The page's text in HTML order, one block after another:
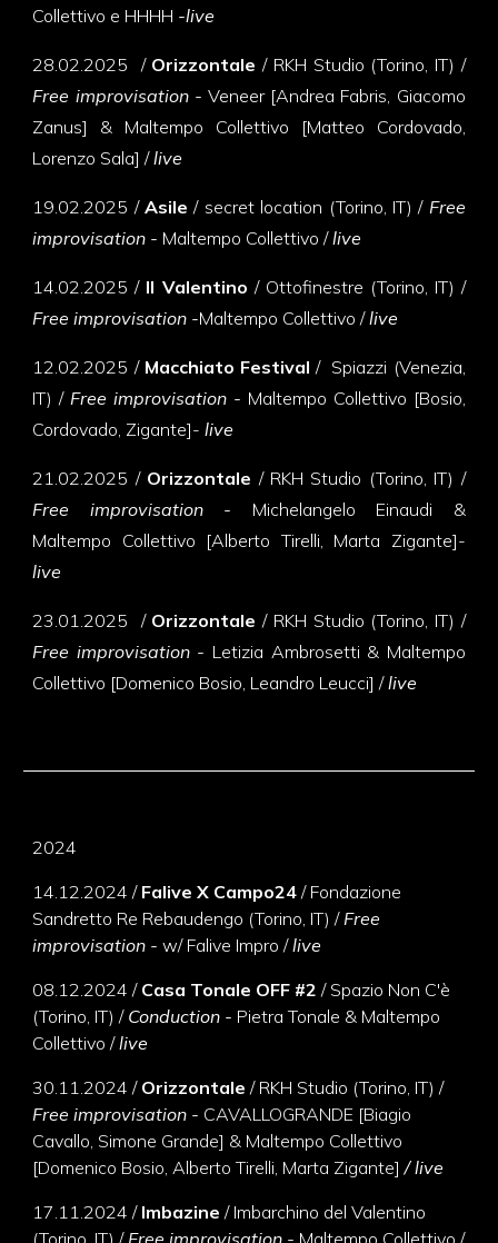
Collettivo e HHHH -live
28.02.2025 / Orizzontale / RKH Studio (Torino, IT) /
Free improvisation - Veneer [Andrea Fabris, Giacomo
Zanus]
& Maltempo Collettivo [Matteo Cordovado,
Lorenzo Sala] /live
19.02.2025 /Asile / secret location (Torino, IT) / Free
improvisation - Maltempo Collettivo/live
14.02.2025 / Il Valentino / Ottofinestre (Torino, IT) /
Free improvisation -Maltempo Collettivo/ live
12.02.2025 / Macchiato Festival / Spiazzi (Venezia,
IT) /Free improvisation - Maltempo Collettivo [Bosio,
Cordovado, Zigante]- live
21.02.2025 / Orizzontale / RKH Studio (Torino, IT) /
Free improvisation -
Michelangelo Einaudi &
Maltempo Collettivo [Alberto Tirelli, Marta Zigante]-
live
23.01.2025 / Orizzontale / RKH Studio (Torino, IT) /
Free improvisation - Letizia Ambrosetti & Maltempo
Collettivo [Domenico Bosio, Leandro Leucci] /live
2024
14.12.2024 / Falive X Campo24/ Fondazione
Sandretto Re Rebaudengo (Torino, IT) /Free
improvisation -w/ Falive Impro/live
08.12.2024/ Casa Tonale OFF #2/ Spazio Non C'è
(Torino, IT) / Conduction - Pietra Tonale & Maltempo
Collettivo /live
30.11.2024 / Orizzontale / RKH Studio (Torino, IT) /
Free improvisation - CAVALLOGRANDE [Biagio
Cavallo, Simone Grande] & Maltempo Collettivo
[Domenico Bosio, Alberto Tirelli, Marta Zigante] / live
17.11.2024 / Imbazine / Imbarchino del Valentino
(Torino, IT) / Free improvisation - Maltempo Collettivo/